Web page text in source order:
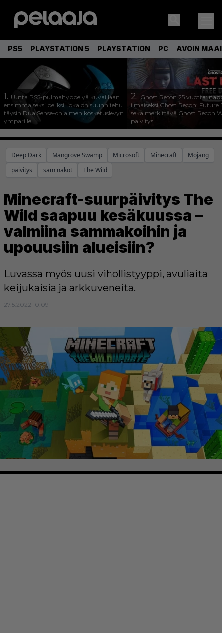
PS5 PLAYSTATION 5 PLAYSTATION PC AVOIN
1. Uutta PS5-pulmahyppelyä kuvaillaan
ensimmäiseksi peliksi, joka on suunniteltu
täysin DualSense-ohjaimen kosketuslevyn
ympärille
2. Ghost Recon 25 vuotta:
ilmaiseksi Ghost Recon: Future
sekä merkittävä Ghost Recon
päivitys
Deep Dark Mangrove Swamp Microsoft Minecraft
Mojang
päivitys
sammakot The Wild
Minecraft-suurpäivitys The
Wild saapuu kesäkuussa –
valmiina sammakoihin ja
upouusiin alueisiin?
Luvassa myös uusi vihollistyyppi, avuliaita
keijukaisia ja arkkuveneitä.
27.5.2022 10:09